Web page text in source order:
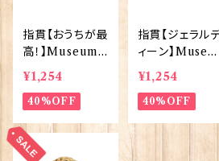
指貫【おうちが最
高！】Museum
Collections 9
0033-CV3
¥1,254
40%OFF
指貫【ジェラル
ィーン】Museu
m Collections
90033-GC2
¥1,254
40%OFF